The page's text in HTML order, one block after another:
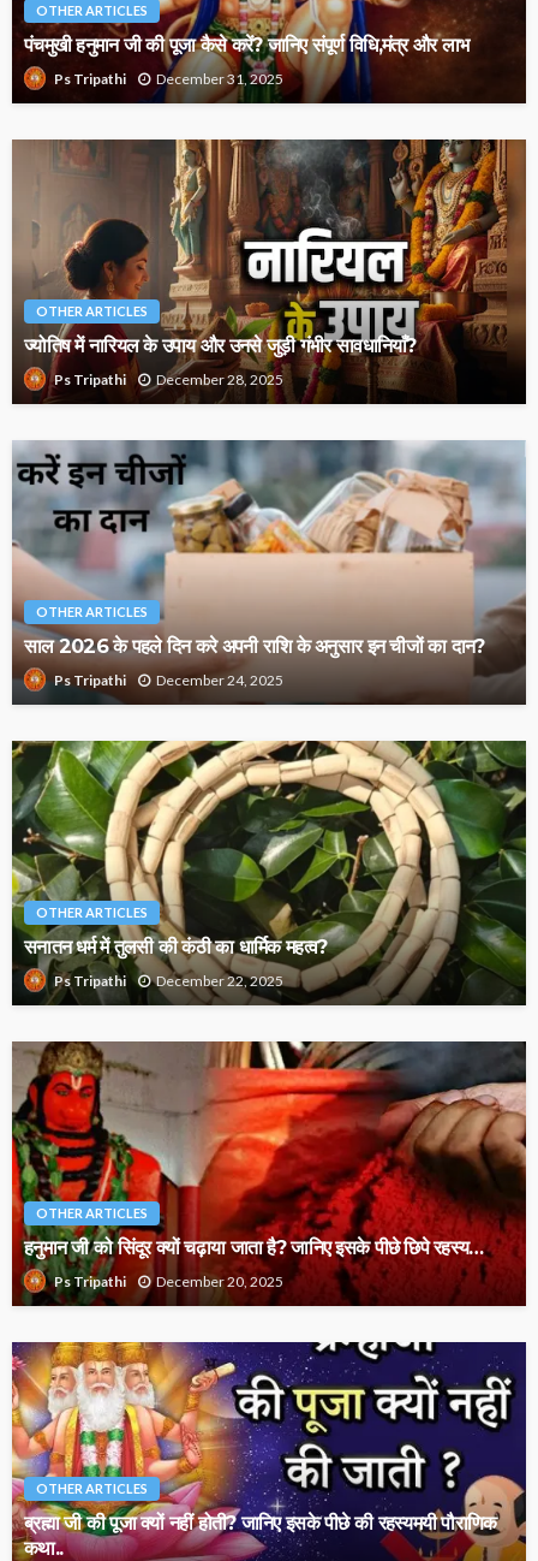
OTHER ARTICLES
पंचमुखी हनुमान जी की पूजा कैसे करें? जानिए संपूर्ण विधि,मंत्र और लाभ
Ps Tripathi December 31, 2025
OTHER ARTICLES
ज्योतिष में नारियल के उपाय और उनसे जुड़ी गंभीर सावधानियाँ?
Ps Tripathi December 28, 2025
OTHER ARTICLES
साल 2026 के पहले दिन करे अपनी राशि के अनुसार इन चीजों का दान?
Ps Tripathi December 24, 2025
OTHER ARTICLES
सनातन धर्म में तुलसी की कंठी का धार्मिक महत्व?
Ps Tripathi December 22, 2025
OTHER ARTICLES
हनुमान जी को सिंदूर क्यों चढ़ाया जाता है? जानिए इसके पीछे छिपे रहस्य…
Ps Tripathi December 20, 2025
OTHER ARTICLES
ब्रह्मा जी की पूजा क्यों नहीं होती? जानिए इसके पीछे की रहस्यमयी पौराणिक
कथा..